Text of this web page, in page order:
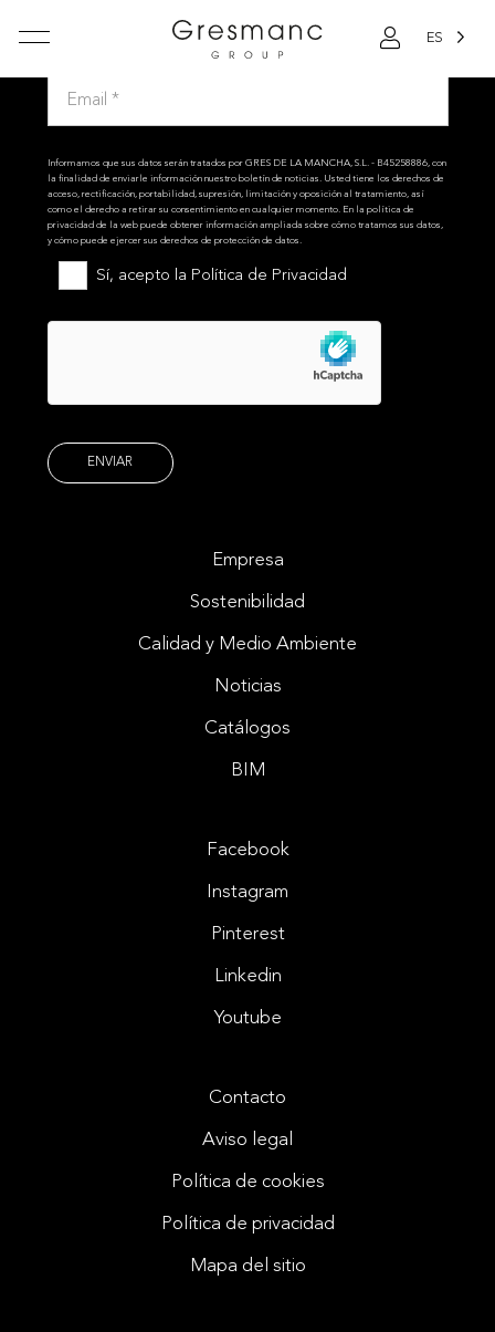
ES
Apúntate a nuestra newsletter
Informamos que sus datos serán tratados por GRES DE LA MANCHA, S.L. - B45258886, con
la finalidad de enviarle información nuestro boletín de noticias. Usted tiene los derechos de
acceso, rectificación, portabilidad, supresión, limitación y oposición al tratamiento, así
como el derecho a retirar su consentimiento en cualquier momento. En la política de
privacidad de la web puede obtener información ampliada sobre cómo tratamos sus datos,
y cómo puede ejercer sus derechos de protección de datos.
Sí, acepto la Política de Privacidad
Empresa
Sostenibilidad
Calidad y Medio Ambiente
Noticias
Catálogos
BIM
Facebook
Instagram
Pinterest
Linkedin
Youtube
Contacto
Aviso legal
Política de cookies
Política de privacidad
Mapa del sitio